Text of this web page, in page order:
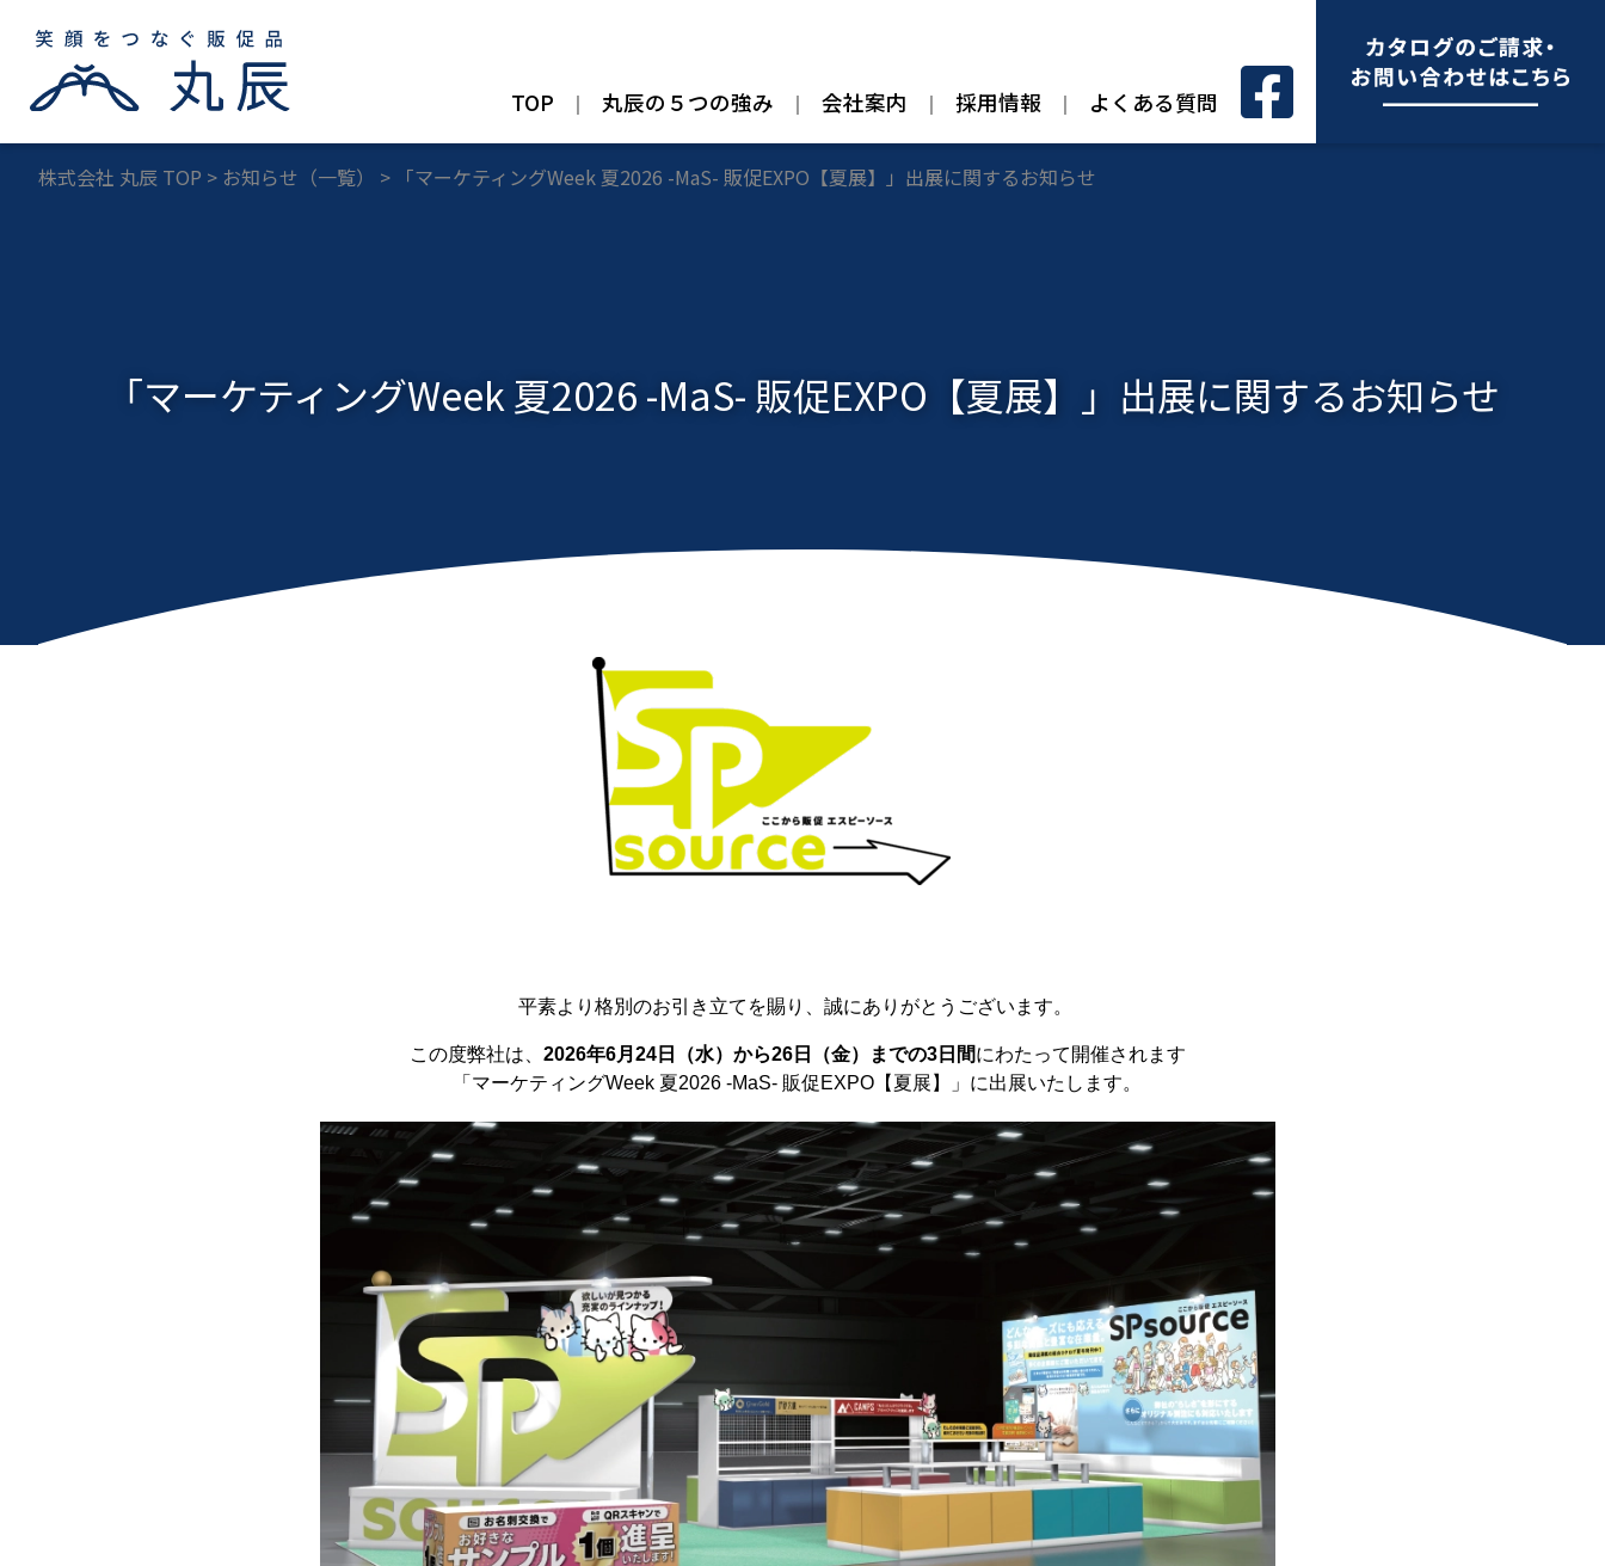
TOP 丸辰の５つの強み 会社案内 採用情報 よくある質問
株式会社 丸辰 TOP > お知らせ（一覧） > 「マーケティングWeek 夏2026 -MaS- 販促EXPO【夏展】」出展に関するお知らせ
「マーケティングWeek 夏2026 -MaS- 販促EXPO【夏展】」出展に関するお知らせ
平素より格別のお引き立てを賜り、誠にありがとうございます。
この度弊社は、 2026年6月24日（水）から26日（金）までの3日間にわたって開催されます
「マーケティングWeek 夏2026 -MaS- 販促EXPO【夏展】」に出展いたします。